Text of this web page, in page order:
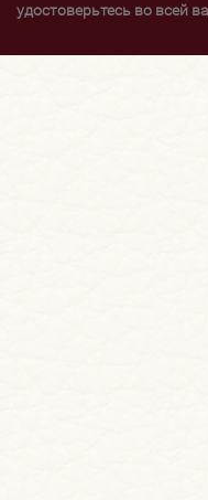
удостоверьтесь во всей